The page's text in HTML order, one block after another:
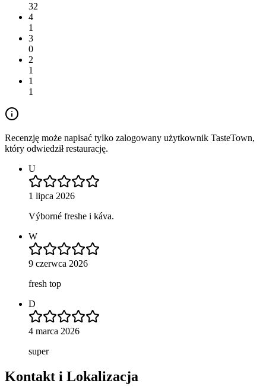
32
4
1
3
0
2
1
1
1
Recenzję może napisać tylko zalogowany użytkownik TasteTown,
który odwiedził restaurację.
U
1 lipca 2026
Výborné freshe i káva.
W
9 czerwca 2026
fresh top
D
4 marca 2026
super
Kontakt i Lokalizacja